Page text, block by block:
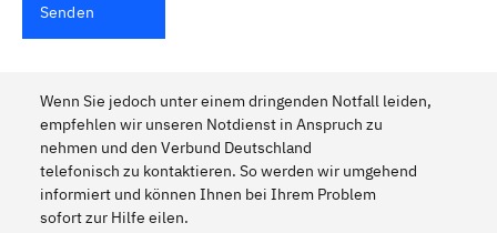
Senden
Wenn Sie jedoch unter einem dringenden Notfall leiden,
empfehlen wir unseren Notdienst in Anspruch zu
nehmen und den Verbund Deutschland
telefonisch zu kontaktieren. So werden wir umgehend
informiert und können Ihnen bei Ihrem Problem
sofort zur Hilfe eilen.